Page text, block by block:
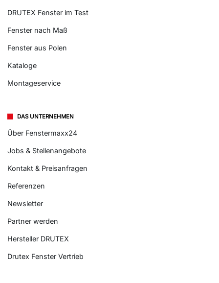
DRUTEX Fenster im Test
Fenster nach Maß
Fenster aus Polen
Kataloge
Montageservice
DAS UNTERNEHMEN
Über Fenstermaxx24
Jobs & Stellenangebote
Kontakt & Preisanfragen
Referenzen
Newsletter
Partner werden
Hersteller DRUTEX
Drutex Fenster Vertrieb